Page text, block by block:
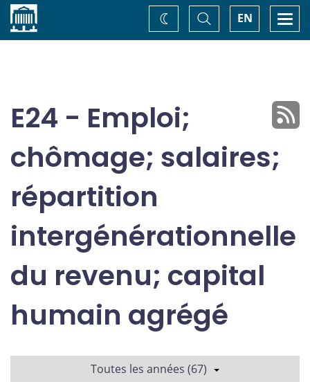
Accueil EN
Basculer
la
recherche
Changez
de
E24 - Emploi;
chômage; salaires;
répartition
intergénérationnelle
du revenu; capital
humain agrégé
Toutes les années (67)